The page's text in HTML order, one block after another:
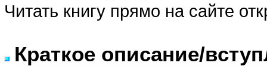
Читать книгу прямо на сайте
Краткое описание/